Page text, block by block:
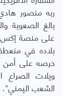
ربه منصور
بالغ الصعوبة
على منصة إكس:
بلاده في
حرصه على أمن
ويلات الصراع
الشعب اليمني".